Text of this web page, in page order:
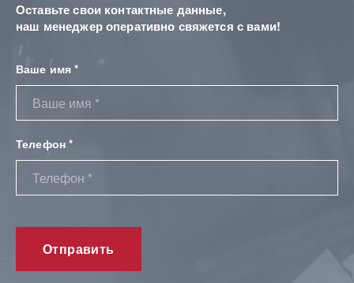
Оставьте свои контактные данные,
наш менеджер оперативно свяжется с вами!
Ваше имя *
Телефон *